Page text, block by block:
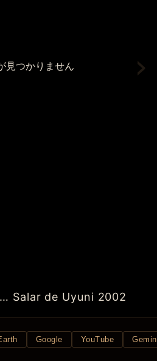
Salar de Uyuni 2002
›
Google YouTube